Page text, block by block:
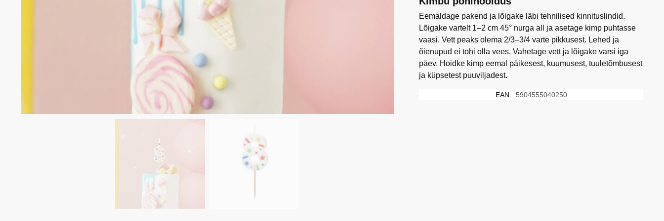
Eemaldage pakend ja lõigake läbi tehnilised kinnituslindid.
Lõigake vartelt 1–2 cm 45° nurga all ja asetage kimp puhtasse
vaasi. Vett peaks olema 2/3–3/4 varte pikkusest. Lehed ja
õienupud ei tohi olla vees. Vahetage vett ja lõigake varsi iga
päev. Hoidke kimp eemal päikesest, kuumusest, tuuletõmbusest
ja küpsetest puuviljadest.
EAN: 5904555040250